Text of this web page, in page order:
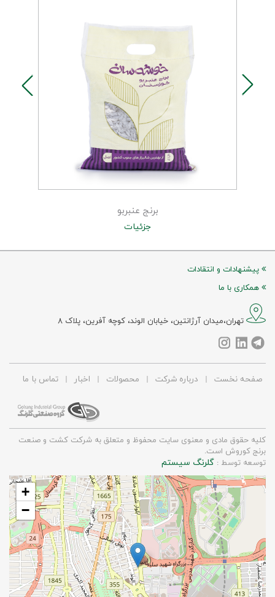
برنج عنبربو
جزئیات
پیشنهادات و انتقادات
همکاری با ما
تهران،میدان آرژانتین، خیابان الوند، کوچه آفرین، پلاک ۸
صفحه نخست | درباره شرکت | محصولات | اخبار | تماس با ما
کلیه حقوق مادی و معنوی سایت محفوظ و متعلق به شرکت کشت و صنعت
برنج کوروش است.
توسعه توسط : گلرنگ سیستم
+
−